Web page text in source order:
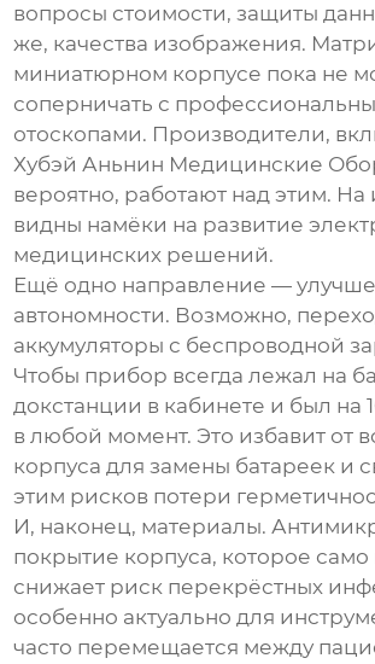
вопросы стоимости, защиты
же, качества изображения.
миниатюрном корпусе пока не
соперничать с
отоскопами. Производители,
Хубэй Аньнин Медицинские
вероятно, работают над этим. На
видны намёки на развитие
медицинских решений.
Ещё одно направление —
автономности. Возможно,
аккумуляторы с беспроводной
Чтобы прибор всегда лежал на
докстанции в кабинете и был на
в любой момент. Это избавит от
корпуса для замены батареек и
этим рисков потери
И, наконец, материалы.
покрытие корпуса, которое само
снижает риск перекрёстных
особенно актуально для
часто перемещается между